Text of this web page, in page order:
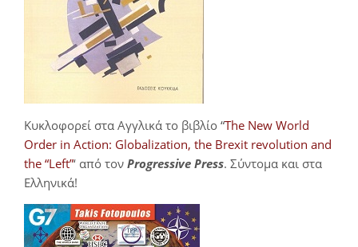
Κυκλοφορεί στα Αγγλικά το βιβλίο “The New World
Order in Action: Globalization, the Brexit revolution and
the “Left”‘ από τον Progressive Press. Σύντομα και στα
Ελληνικά!